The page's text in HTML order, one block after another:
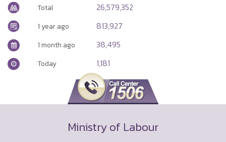
Total 26,579,352
1 year ago 813,927
1 month ago 38,495
Today 1,181
Ministry of Labour